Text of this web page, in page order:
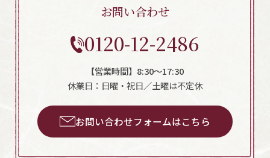
お問い合わせ
0120-12-2486
【営業時間】8:30～17:30
休業日：日曜・祝日／土曜は不定休
お問い合わせフォームはこちら